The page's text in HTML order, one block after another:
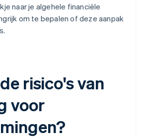
naar je algehele financiële
om te bepalen of deze aanpak
risico's van
voor